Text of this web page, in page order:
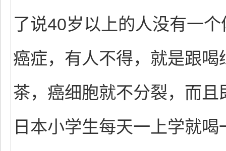
了说40岁以上的人没有一
癌症，有人不得，就是跟
茶，癌细胞就不分裂，而
日本小学生每天一上学就